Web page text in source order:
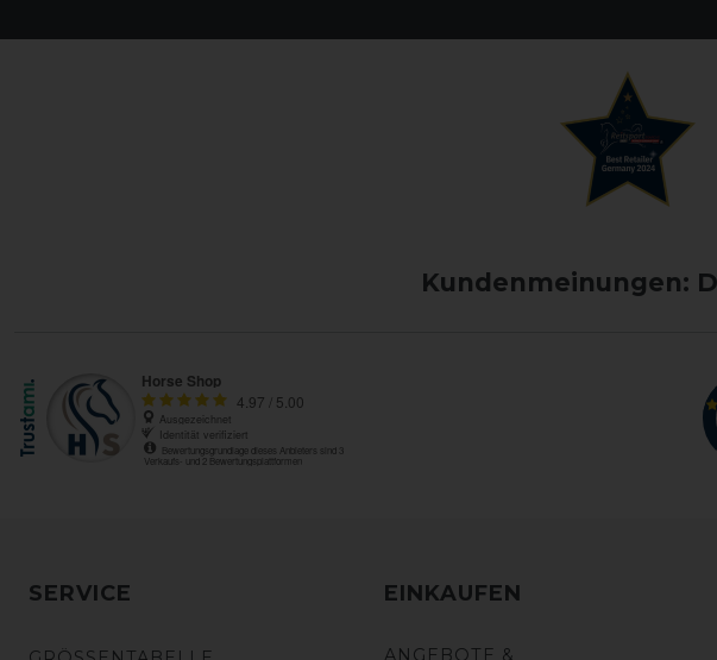
Kundenmeinungen:
SERVICE EINKAUFEN
ANGEBOTE &